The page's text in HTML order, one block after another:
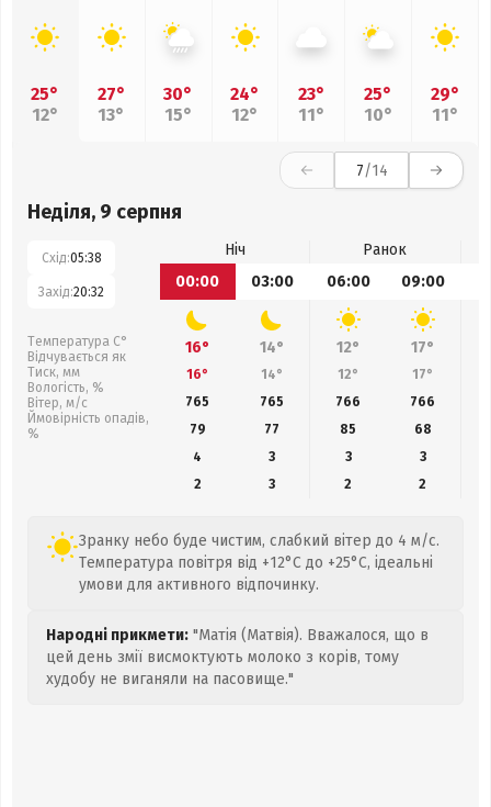
25°
12°
27°
13°
30°
15°
24°
12°
23°
11°
25°
10°
29°
11°
7/14
Неділя, 9 серпня
Схід:05:38
Захід:20:32
Температура С°
Відчувається як
Тиск, мм
Вологість, %
Вітер, м/с
Ймовірність опадів,
%
Ніч
Ранок
00:00
03:00 06:00 09:00
16° 14° 12° 17°
16° 14° 12° 17°
765
765 766 766
79
77 85 68
4
3 3
3
2
3 2 2
Зранку небо буде чистим, слабкий вітер до 4 м/с.
Температура повітря від +12°C до +25°C, ідеальні
умови для активного відпочинку.
Народні прикмети: "Матія (Матвія). Вважалося, що в
цей день змії висмоктують молоко з корів, тому
худобу не виганяли на пасовище."